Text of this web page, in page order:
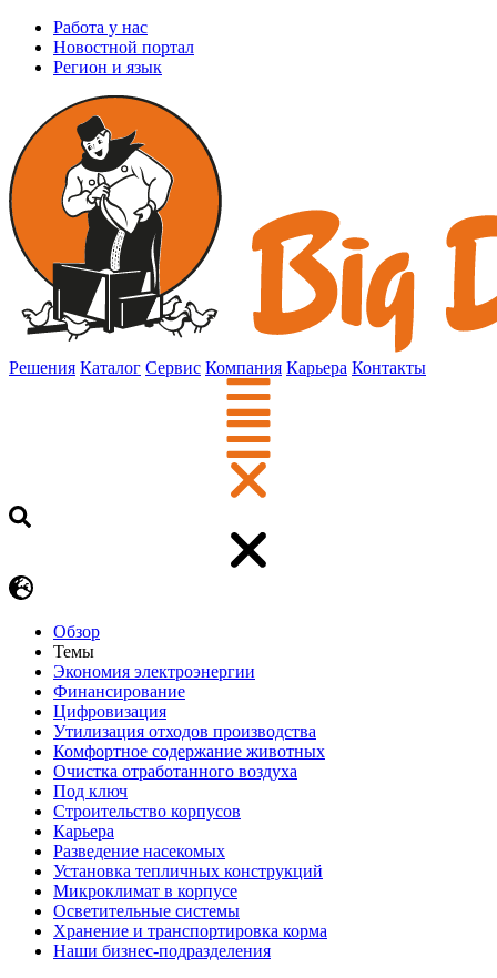
Работа у нас
Новостной портал
Регион и язык
Решения Каталог Сервис Компания Карьера Контакты
Обзор
Темы
Экономия электроэнергии
Финансирование
Цифровизация
Утилизация отходов производства
Комфортное содержание животных
Очистка отработанного воздуха
Под ключ
Строительство корпусов
Карьера
Разведение насекомых
Установка тепличных конструкций
Микроклимат в корпусе
Осветительные системы
Хранение и транспортировка корма
Наши бизнес-подразделения